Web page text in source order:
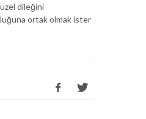
dileğini
ortak olmak ister